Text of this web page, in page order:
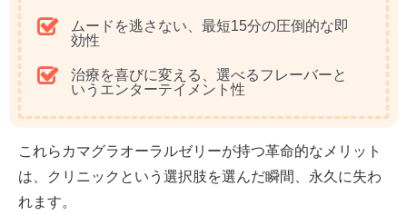
ムードを逃さない、最短15分の圧倒的な即
効性
治療を喜びに変える、選べるフレーバーと
いうエンターテイメント性
これらカマグラオーラルゼリーが持つ革命的なメリット
は、クリニックという選択肢を選んだ瞬間、永久に失わ
れます。